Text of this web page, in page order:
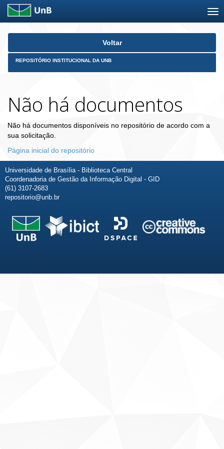
Skip
Voltar
REPOSITÓRIO INSTITUCIONAL DA UNB
Não há documentos
Não há documentos disponíveis no repositório de acordo com a
sua solicitação.
Página inicial do repositório
Universidade de Brasília - Biblioteca Central
Coordenadoria de Gestão da Informação Digital - GID
(61) 3107-2683
repositorio@unb.br